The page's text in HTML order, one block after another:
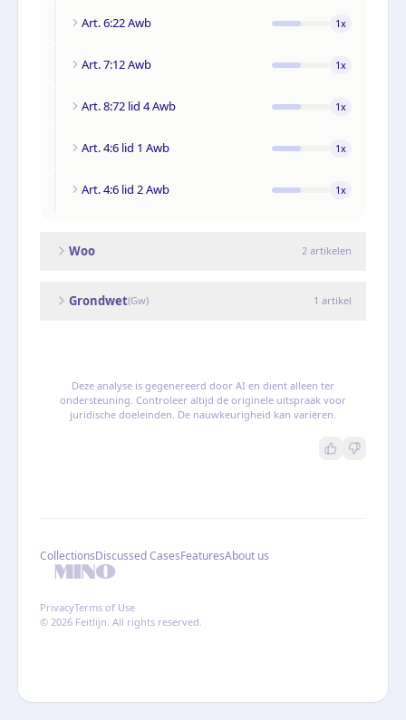
Art. 6:22 Awb 1x
Art. 7:12 Awb 1x
Art. 8:72 lid 4 Awb 1x
Art. 4:6 lid 1 Awb 1x
Art. 4:6 lid 2 Awb 1x
Woo 2 artikelen
Grondwet(Gw) 1 artikel
Deze analyse is gegenereerd door AI en dient alleen ter
ondersteuning. Controleer altijd de originele uitspraak voor
juridische doeleinden. De nauwkeurigheid kan variëren.
CollectionsDiscussed CasesFeaturesAbout us
PrivacyTerms of Use
© 2026 Feitlijn. All rights reserved.